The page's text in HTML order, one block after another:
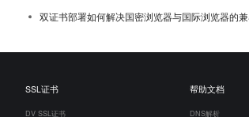
双证书部署如何解决国密浏览器与国际浏览器的
SSL证书
DV SSL证书
帮助文档
DNS解析